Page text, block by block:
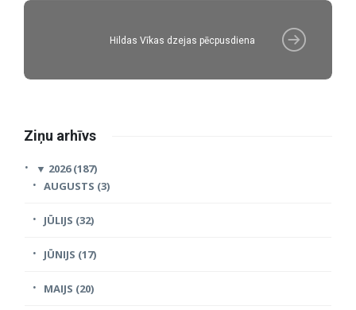
Hildas Vīkas dzejas pēcpusdiena
Ziņu arhīvs
▼ 2026 (187)
AUGUSTS (3)
JŪLIJS (32)
JŪNIJS (17)
MAIJS (20)